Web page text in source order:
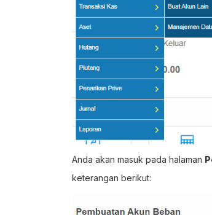
Anda akan masuk pada halaman
keterangan berikut: